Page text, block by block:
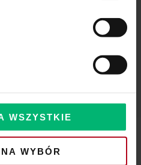
WSZYSTKIE
WYBÓR